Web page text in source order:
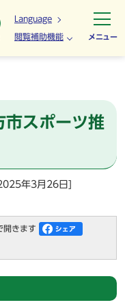
Language
閲覧補助機能 メニュー
スポーツ推
年3月26日]
開きます